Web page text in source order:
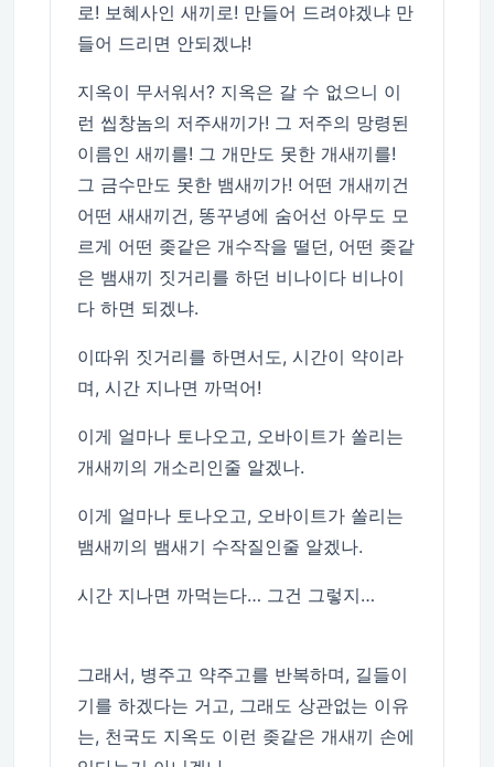
로! 보혜사인 새끼로! 만들어 드려야겠냐 만
들어 드리면 안되겠냐!
지옥이 무서워서? 지옥은 갈 수 없으니 이
런 씹창놈의 저주새끼가! 그 저주의 망령된
이름인 새끼를! 그 개만도 못한 개새끼를!
그 금수만도 못한 뱀새끼가! 어떤 개새끼건
어떤 새새끼건, 똥꾸녕에 숨어선 아무도 모
르게 어떤 좆같은 개수작을 떨던, 어떤 좆같
은 뱀새끼 짓거리를 하던 비나이다 비나이
다 하면 되겠냐.
이따위 짓거리를 하면서도, 시간이 약이라
며, 시간 지나면 까먹어!
이게 얼마나 토나오고, 오바이트가 쏠리는
개새끼의 개소리인줄 알겠나.
이게 얼마나 토나오고, 오바이트가 쏠리는
뱀새끼의 뱀새기 수작질인줄 알겠나.
시간 지나면 까먹는다… 그건 그렇지…
그래서, 병주고 약주고를 반복하며, 길들이
기를 하겠다는 거고, 그래도 상관없는 이유
는, 천국도 지옥도 이런 좆같은 개새끼 손에